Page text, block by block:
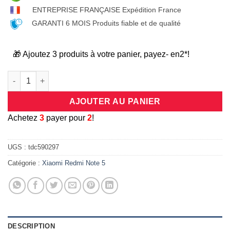
ENTREPRISE FRANÇAISE Expédition France
GARANTI 6 MOIS Produits fiable et de qualité
🎁 Ajoutez 3 produits à votre panier, payez- en2*!
quantité de Coque universelle antichocs silicone/cuir beige
AJOUTER AU PANIER
Achetez 3 payer pour 2!
UGS : tdc590297
Catégorie : Xiaomi Redmi Note 5
DESCRIPTION